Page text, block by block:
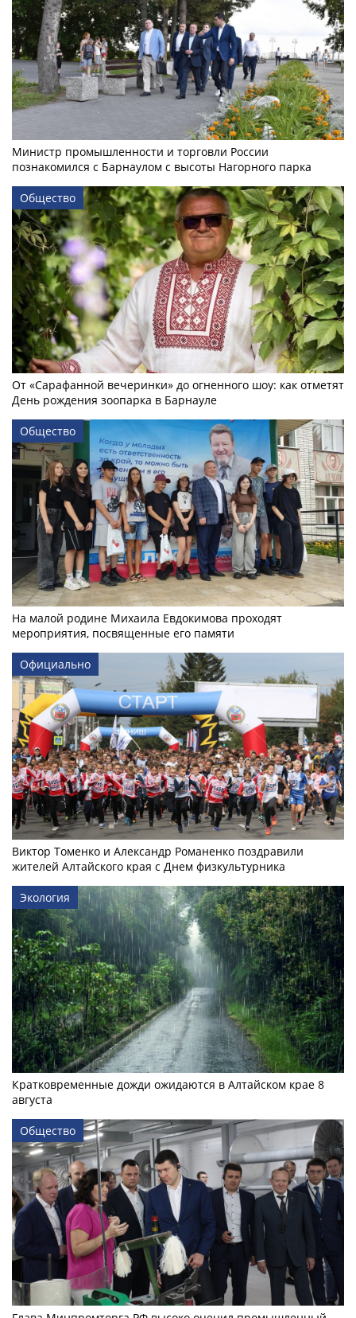
Министр промышленности и торговли России
познакомился с Барнаулом с высоты Нагорного парка
Общество
От «Сарафанной вечеринки» до огненного шоу: как отметят
День рождения зоопарка в Барнауле
Общество
На малой родине Михаила Евдокимова проходят
мероприятия, посвященные его памяти
Официально
Виктор Томенко и Александр Романенко поздравили
жителей Алтайского края с Днем физкультурника
Экология
Кратковременные дожди ожидаются в Алтайском крае 8
августа
Общество